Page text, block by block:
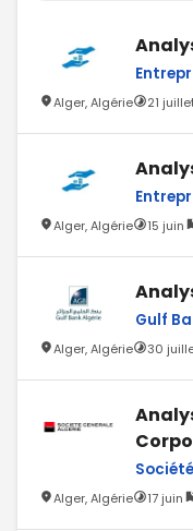
Alger, Algérie 21
Alger, Algérie 15 juin
Gulf
Alger, Algérie 30
Alger, Algérie 17 juin